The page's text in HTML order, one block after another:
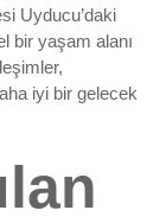
Uyducu’daki
bir yaşam alanı
iyi bir gelecek